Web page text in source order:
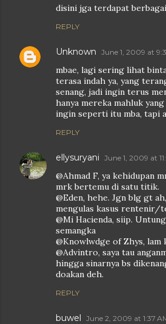
disini jga terdapat berbagai
REPLY
Unknown June 1, 2009 at
mbae, lagi sering lihat
terasa indah ya, yang
senang, jadi ingin terus
hanya mereka mahluk
ingin seperti itu mba, tapi
REPLY
ellysuryani June 1, 2009 at
@Ahmad F, ya kehidupan
mrk bertemu di satu titik.
@Eden, hehe. Jgn blg gt
mengulas kasus rentenir/
@Mi Hacienda, siip.
semangka
@Knowlwdge of Zhys, lam
@Advintro, saya tau
hingga sinarnya bs
doakan deh.
REPLY
buwel June 2, 2009 at 1:37